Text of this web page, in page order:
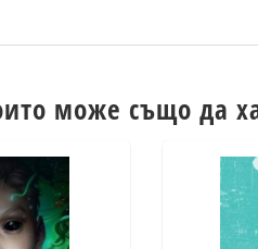
може също да